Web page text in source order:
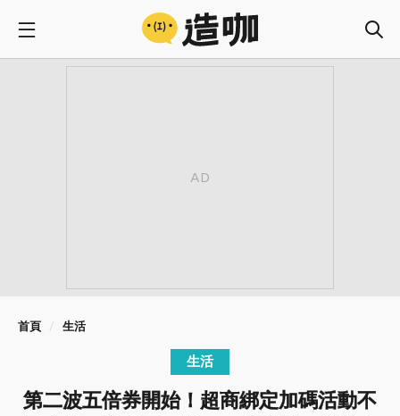
首頁 生活
生活
第二波五倍券開始！超商綁定加碼活動不